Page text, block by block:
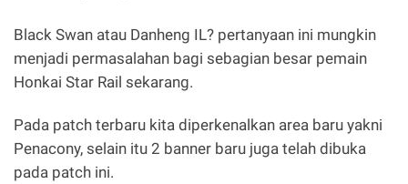
Black Swan atau Danheng IL? pertanyaan ini mungkin
menjadi permasalahan bagi sebagian besar pemain
Honkai Star Rail sekarang.
Pada patch terbaru kita diperkenalkan area baru yakni
Penacony, selain itu 2 banner baru juga telah dibuka
pada patch ini.